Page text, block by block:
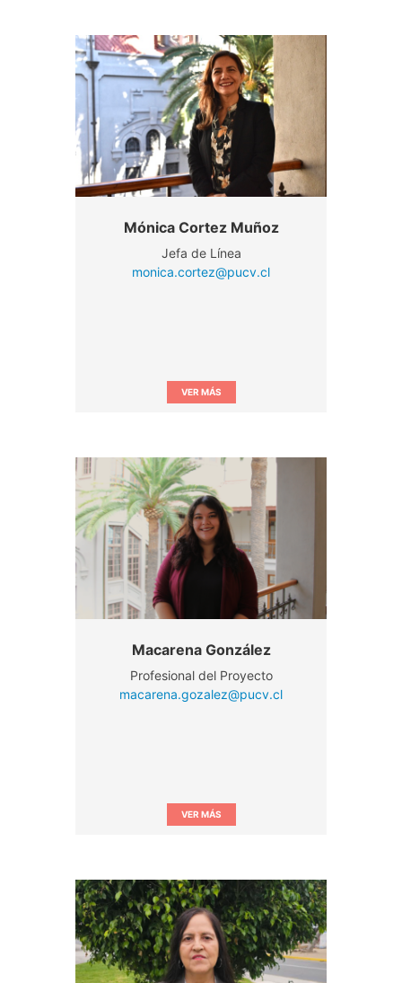
Mónica Cortez Muñoz
Jefa de Línea
monica.cortez@pucv.cl
VER MÁS
Macarena González
Profesional del Proyecto
macarena.gozalez@pucv.cl
VER MÁS